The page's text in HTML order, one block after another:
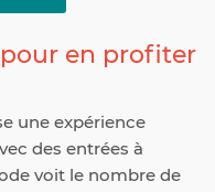
en profiter
une expérience
des entrées à
voit le nombre de